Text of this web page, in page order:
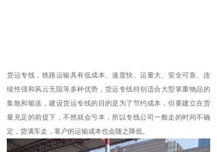
货运专线，铁路运输具有低成本、速度快、运量大、安全可靠、连
续性强和风云无阻等多种优势，货运专线特别适合大型笨重物品的
集散和输送，建设货运专线的目的是为了节约成本，但要建立在货
量充足的前提下，不然就会亏本，所以专线公司一般走的时间不确
定，货满车走，客户的运输成本也会随之降低。